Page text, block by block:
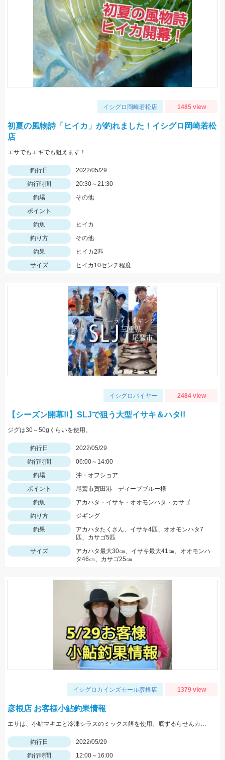
イシグロ岡崎若松店 1485 view
初夏の風物詩「ヒイカ」が釣れました！イシグロ岡崎若松
店
エサでもエギでも狙えます！
釣行日
2022/05/29
釣行時間
20:30～21:30
釣場
その他
ポイント
釣魚
ヒイカ
釣り方
その他
釣果
ヒイカ2匹
サイズ
ヒイカ10センチ程度
イシグロバイヤー 2484 view
【シーズン開幕!!】SLJで狙う大型イサキ＆ハタ!!
ジグは30～50gくらいを使用。
釣行日
2022/05/29
釣行時間
06:00～14:00
釣場
沖・オフショア
ポイント
尾鷲市賀田港 ディープブルー様
釣魚
アカハタ・イサキ・オオモンハタ・カサゴ
釣り方
ジギング
釣果
アカハタたくさん、イサキ4匹、オオモンハタ7
匹、カサゴ5匹
サイズ
アカハタ最大30㎝、イサキ最大41㎝、オオモンハ
タ46㎝、カサゴ25㎝
イシグロカインズモール彦根店 1379 view
彦根店 お客様小鮎釣果情報
エサは、小鮎マキエと冷凍シラスのミックス餌を使用。底ずるらせんカゴの流し釣りでの釣果です。
釣行日
2022/05/29
釣行時間
12:00～16:00